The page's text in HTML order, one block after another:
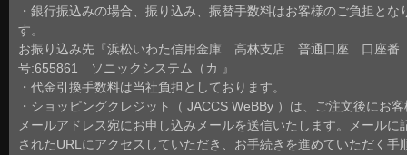
・銀行振込みの場合、振り込み、振替手数料はお客様のご負担とな
す。
お振り込み先『浜松いわた信用金庫 高林支店 普通口座 口座番
号:655861 ソニックシステム（カ 』
・代金引換手数料は当社負担としております。
・ショッピングクレジット（ JACCS WeBBy ）は、ご注文後にお
メールアドレス宛にお申し込みメールを送信いたします。メールに
されたURLにアクセスしていただき、お手続きを進めていただく手